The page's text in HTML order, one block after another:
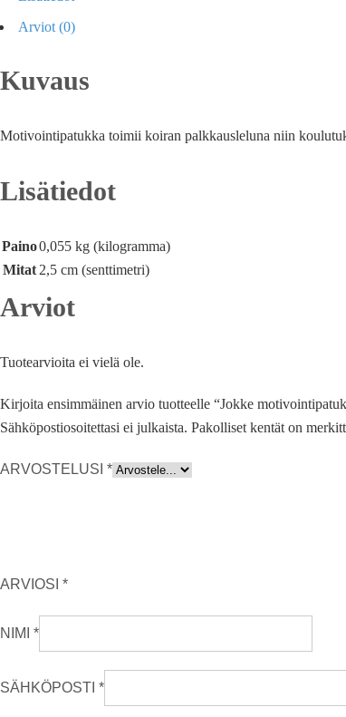
Arviot (0)
Kuvaus
Motivointipatukka toimii koiran palkkausleluna niin
Lisätiedot
Paino0,055 kg (kilogramma)
Mitat 2,5 cm (senttimetri)
Arviot
Tuotearvioita ei vielä ole.
Kirjoita ensimmäinen arvio tuotteelle “Jokke
Sähköpostiosoitettasi ei julkaista. Pakolliset kentät on
ARVOSTELUSI *
ARVIOSI *
NIMI *
SÄHKÖPOSTI *